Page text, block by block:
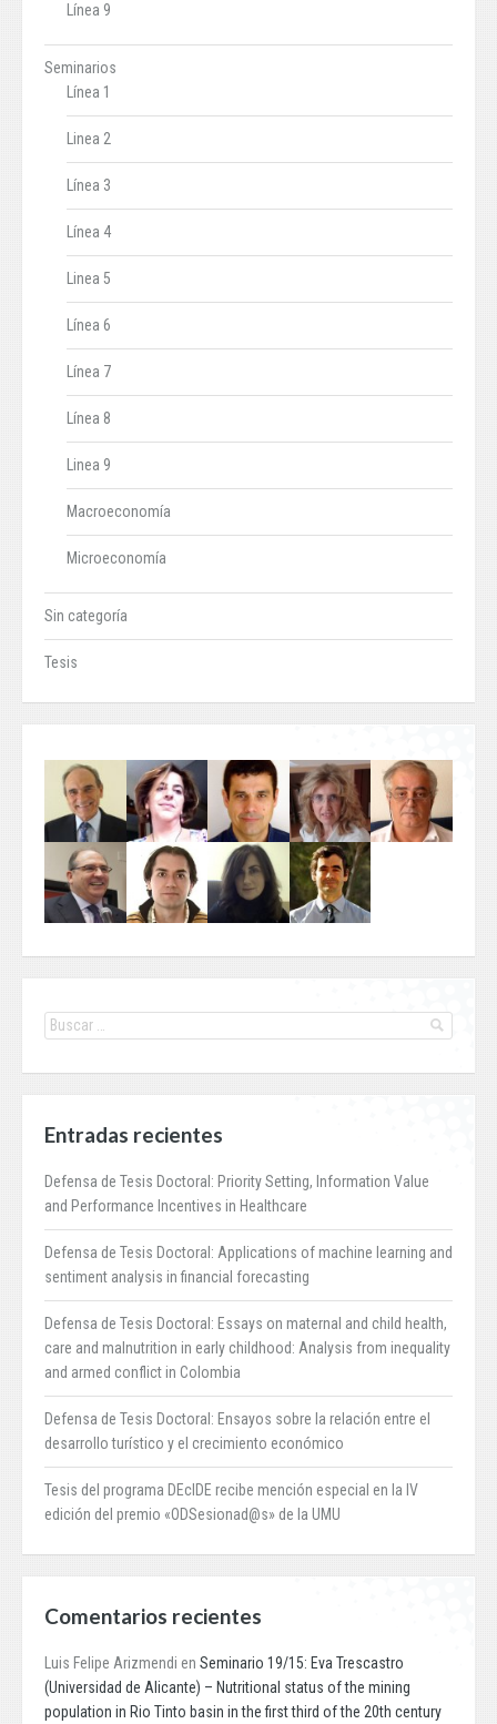
Línea 9
Seminarios
Línea 1
Linea 2
Línea 3
Línea 4
Linea 5
Línea 6
Línea 7
Línea 8
Linea 9
Macroeconomía
Microeconomía
Sin categoría
Tesis
Entradas recientes
Defensa de Tesis Doctoral: Priority Setting, Information Value
and Performance Incentives in Healthcare
Defensa de Tesis Doctoral: Applications of machine learning and
sentiment analysis in financial forecasting
Defensa de Tesis Doctoral: Essays on maternal and child health,
care and malnutrition in early childhood: Analysis from inequality
and armed conflict in Colombia
Defensa de Tesis Doctoral: Ensayos sobre la relación entre el
desarrollo turístico y el crecimiento económico
Tesis del programa DEcIDE recibe mención especial en la IV
edición del premio «ODSesionad@s» de la UMU
Comentarios recientes
Luis Felipe Arizmendi en Seminario 19/15: Eva Trescastro
(Universidad de Alicante) – Nutritional status of the mining
population in Rio Tinto basin in the first third of the 20th century